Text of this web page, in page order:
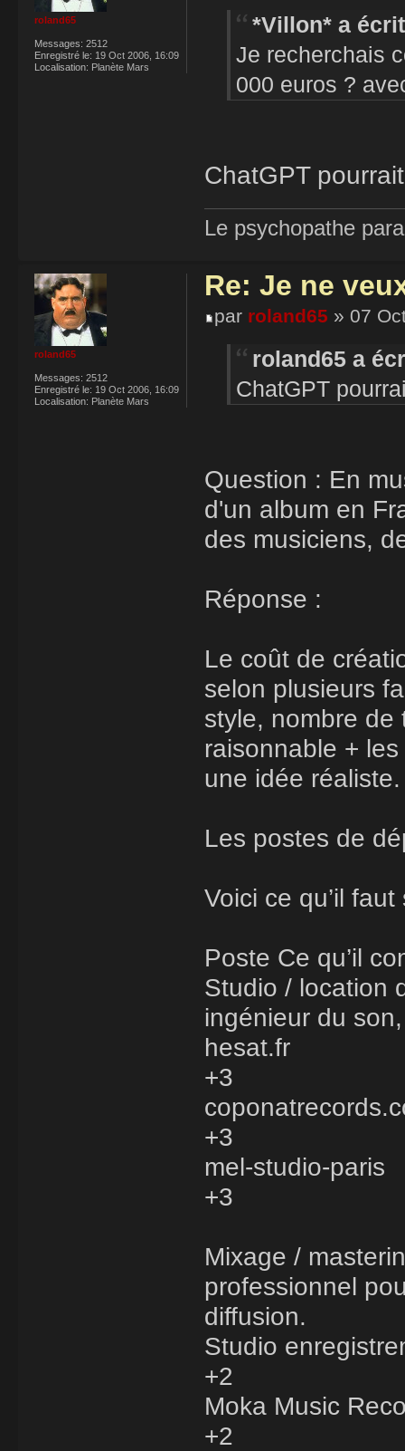
*Villon* a
Je recherchais
000 euros ?
ChatGPT
Le psychopathe
roland65
Messages: 2512
Enregistré le: 19 Oct 2006, 16:09
Localisation: Planète Mars
Re: Je ne
par roland65 » 07
roland65 a
ChatGPT
Question : En
d'un album en
des musiciens,
Réponse :
Le coût de
selon plusieurs
style, nombre de
raisonnable +
une idée réaliste.
Les postes de
Voici ce qu’il
Poste Ce qu’il
Studio / location
ingénieur du
hesat.fr
+3
+3
mel-studio-paris
+3
Mixage /
professionnel
diffusion.
Studio
+2
Moka Music
+2
roland65
Messages: 2512
Enregistré le: 19 Oct 2006, 16:09
Localisation: Planète Mars